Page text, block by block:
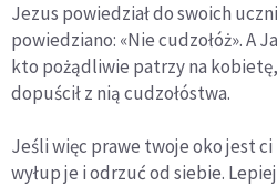
Jezus powiedział do swoich
powiedziano: «Nie cudzołóż». A
kto pożądliwie patrzy na kobietę,
dopuścił z nią cudzołóstwa.
Jeśli więc prawe twoje oko jest
wyłup je i odrzuć od siebie.